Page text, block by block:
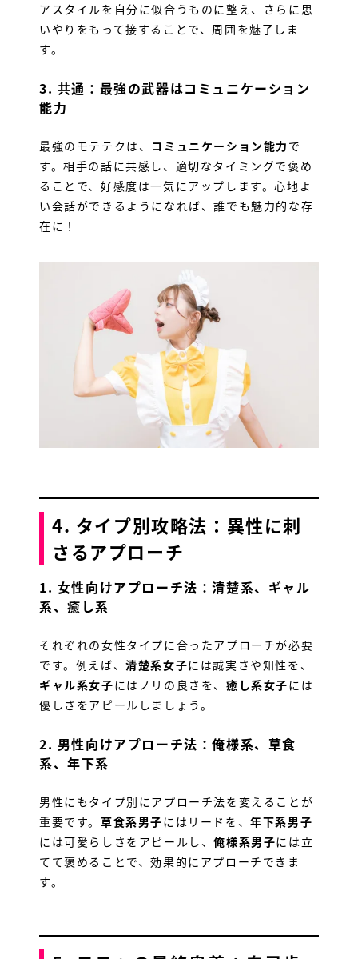
HOME
ランキング
店舗一覧
求人LINE
アスタイルを自分に似合うものに整え、さらに思
いやりをもって接することで、周囲を魅了しま
す。
3. 共通：最強の武器はコミュニケーション
能力
最強のモテテクは、 コミュニケーション能力 で
す。相手の話に共感し、適切なタイミングで褒め
ることで、好感度は一気にアップします。心地よ
い会話ができるようになれば、誰でも魅力的な存
在に！
4. タイプ別攻略法：異性に刺
さるアプローチ
1. 女性向けアプローチ法：清楚系、ギャル
系、癒し系
それぞれの女性タイプに合ったアプローチが必要
です。例えば、清楚系女子には誠実さや知性を、
ギャル系女子にはノリの良さを、癒し系女子には
優しさをアピールしましょう。
2. 男性向けアプローチ法：俺様系、草食
系、年下系
男性にもタイプ別にアプローチ法を変えることが
重要です。 草食系男子にはリードを、年下系男子
には可愛らしさをアピールし、俺様系男子には立
てて褒めることで、効果的にアプローチできま
す。